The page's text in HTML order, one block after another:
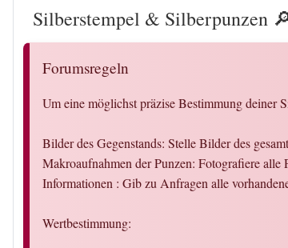
Silberstempel & Silberpunzen
Forumsregeln
Um eine möglichst präzise Bestimmung deiner
Bilder des Gegenstands: Stelle Bilder des
Makroaufnahmen der Punzen: Fotografiere
Informationen : Gib zu Anfragen alle
Wertbestimmung: